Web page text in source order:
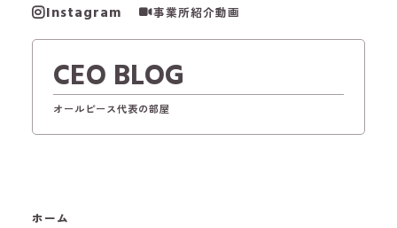
Instagram 事業所紹介動画
CEO BLOG
オールピース代表の部屋
ホーム